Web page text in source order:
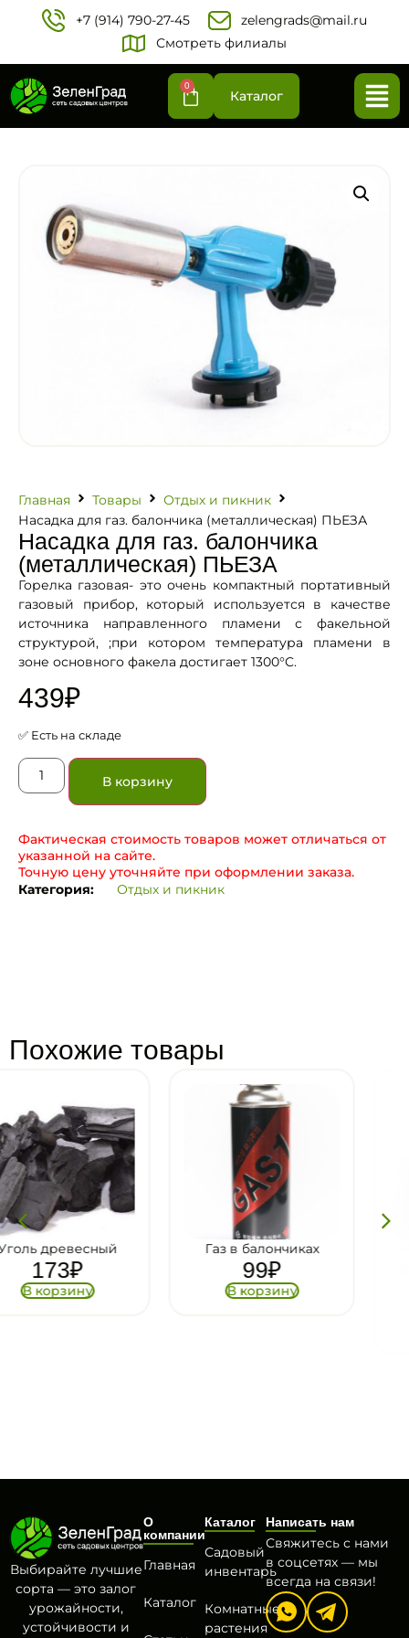
+7 (914) 790-27-45‬
zelengrads@mail.ru
Смотреть филиалы
0
Каталог
Главная Товары
Отдых и пикник
Насадка для газ. балончика (металлическая) ПЬЕЗА
Насадка для газ. балончика
(металлическая) ПЬЕЗА
Горелка газовая- это очень компактный портативный
газовый прибор, который используется в качестве
источника направленного пламени с факельной
структурой, ;при котором температура пламени в
зоне основного факела достигает 1300°C.
439₽
✅ Есть на складе
В корзину
Фактическая стоимость товаров может отличаться от
указанной на сайте.
Точную цену уточняйте при оформлении заказа.
Категория:
Отдых и пикник
Похожие товары
Газ в балончиках
Решетка для гриля
(стейк) 34*22 King of
Выбирайте лучшие
сорта — это залог
урожайности,
устойчивости и
О
компании
Главная
Каталог
Каталог
Садовый
инвентарь
Комнатные
растения
Написать нам
Свяжитесь с нами
в соцсетях — мы
всегда на связи!